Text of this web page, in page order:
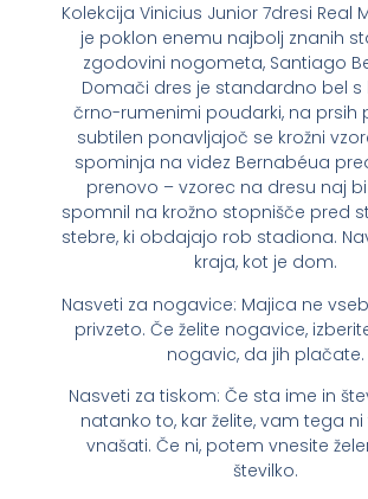
Kolekcija Vinicius Junior 7dresi Real
je poklon enemu najbolj znanih
zgodovini nogometa, Santiago
Domači dres je standardno bel s
črno-rumenimi poudarki, na prsih
subtilen ponavljajoč se krožni
spominja na videz Bernabéua
prenovo – vzorec na dresu naj
spomnil na krožno stopnišče pred
stebre, ki obdajajo rob stadiona.
kraja, kot je dom.
Nasveti za nogavice: Majica ne
privzeto. Če želite nogavice,
nogavic, da jih plačate.
Nasveti za tiskom: Če sta ime in
natanko to, kar želite, vam tega
vnašati. Če ni, potem vnesite
številko.